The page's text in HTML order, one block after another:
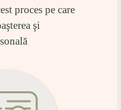
proces pe care
şi